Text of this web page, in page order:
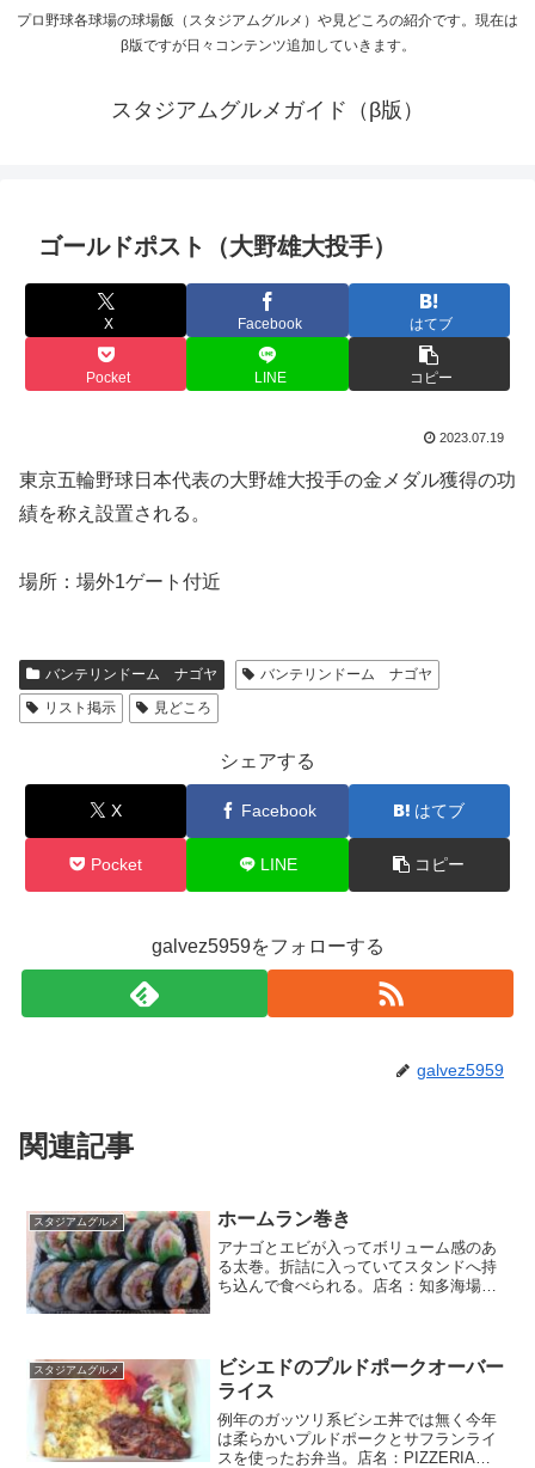
プロ野球各球場の球場飯（スタジアムグルメ）や見どころの紹介です。現在は
β版ですが日々コンテンツ追加していきます。
スタジアムグルメガイド（β版）
ゴールドポスト（大野雄大投手）
X Facebook はてブ
Pocket LINE コピー
2023.07.19
東京五輪野球日本代表の大野雄大投手の金メダル獲得の功
績を称え設置される。
場所：場外1ゲート付近
バンテリンドーム ナゴヤ
バンテリンドーム ナゴヤ
リスト掲示
見どころ
シェアする
X Facebook はてブ
Pocket LINE コピー
galvez5959をフォローする
galvez5959
関連記事
スタジアムグルメ ホームラン巻き
アナゴとエビが入ってボリューム感のあ
る太巻。折詰に入っていてスタンドへ持
ち込んで食べられる。店名：知多海場
スタジアムグルメ
ビシエドのプルドポークオーバー
ライス
例年のガッツリ系ビシエ丼では無く今年
は柔らかいプルドポークとサフランライ
スを使ったお弁当。店名：PIZZERIA